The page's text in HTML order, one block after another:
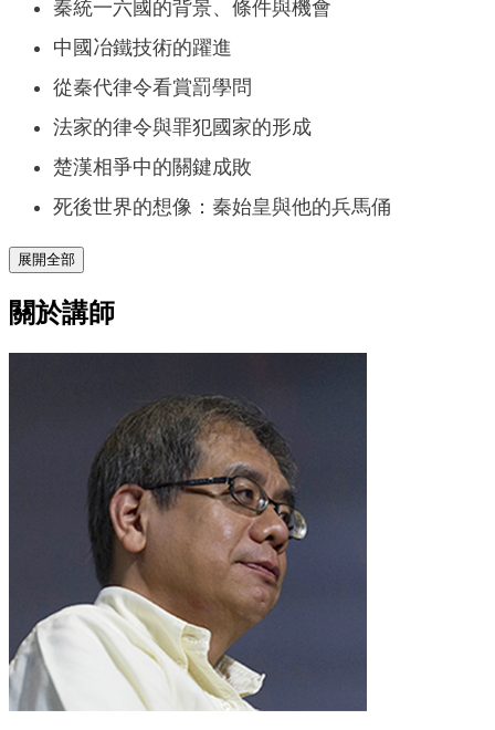
秦統一六國的背景、條件與機會
中國冶鐵技術的躍進
從秦代律令看賞罰學問
法家的律令與罪犯國家的形成
楚漢相爭中的關鍵成敗
死後世界的想像：秦始皇與他的兵馬俑
展開全部
關於講師